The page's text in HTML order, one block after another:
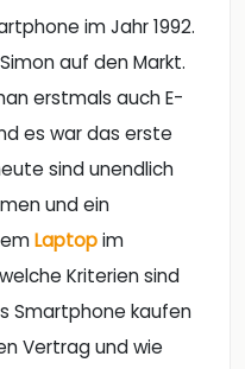
im Jahr 1992.
auf den Markt.
erstmals auch E-
es war das erste
sind unendlich
und ein
Laptopim
Kriterien sind
Smartphone kaufen
Vertrag und wie